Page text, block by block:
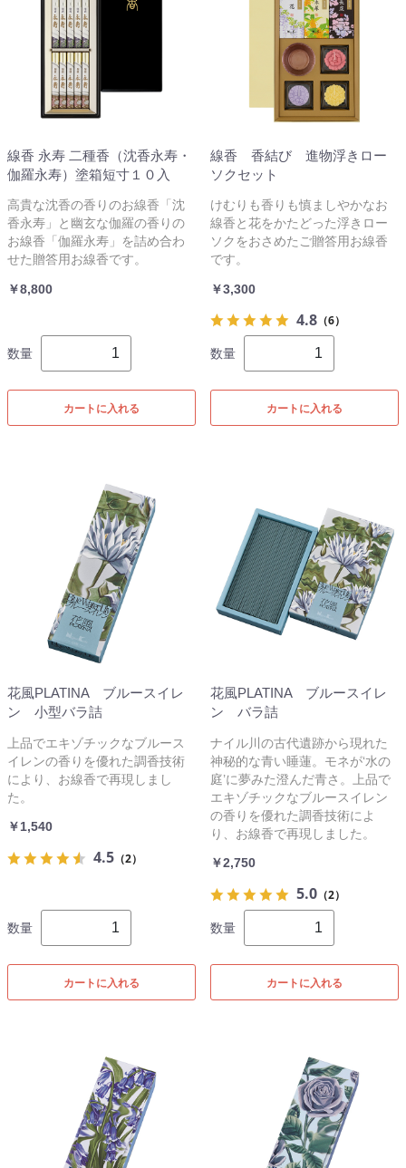
線香 永寿 二種香（沈香永寿・
伽羅永寿）塗箱短寸１０入
高貴な沈香の香りのお線香「沈
香永寿」と幽玄な伽羅の香りの
お線香「伽羅永寿」を詰め合わ
せた贈答用お線香です。
￥8,800
数量
カートに入れる
線香 香結び 進物浮きロー
ソクセット
けむりも香りも慎ましやかなお
線香と花をかたどった浮きロー
ソクをおさめたご贈答用お線香
です。
￥3,300
4.8 （6）
数量
カートに入れる
花風PLATINA ブルースイレ
ン 小型バラ詰
上品でエキゾチックなブルース
イレンの香りを優れた調香技術
により、お線香で再現しまし
た。
￥1,540
4.5 （2）
数量
カートに入れる
花風PLATINA ブルースイレ
ン バラ詰
ナイル川の古代遺跡から現れた
神秘的な青い睡蓮。モネが‘水の
庭’に夢みた澄んだ青さ。上品で
エキゾチックなブルースイレン
の香りを優れた調香技術によ
り、お線香で再現しました。
￥2,750
5.0 （2）
数量
カートに入れる